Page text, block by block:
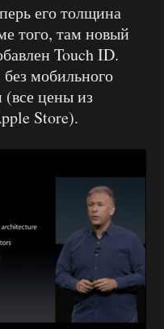
его толщина
того, там новый
Touch ID.
мобильного
(все цены из
Store).